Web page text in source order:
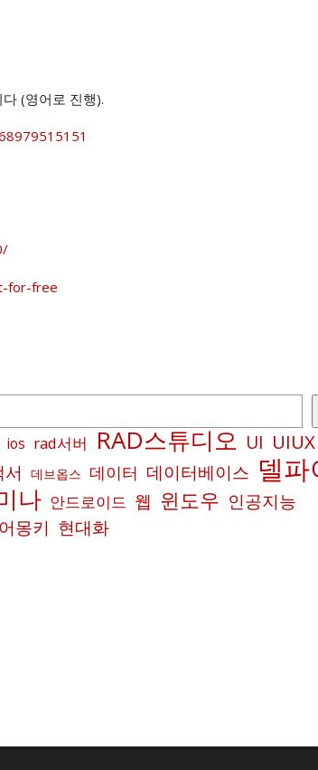
(영어로 진행).
for-free
ios rad서버 RAD스튜디오 UI UIUX
데브옵스 데이터 데이터베이스 델파
나 안드로이드 웹 윈도우 인공지능
몽키 현대화